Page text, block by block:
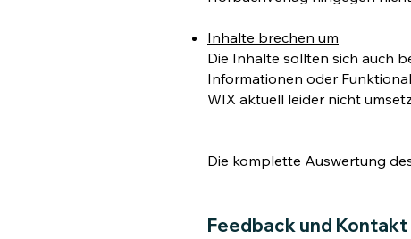
Inhalte brechen um
Die Inhalte sollten sich auch
Informationen oder
WIX aktuell leider nicht
Die komplette Auswertung
Feedback und Kontakt